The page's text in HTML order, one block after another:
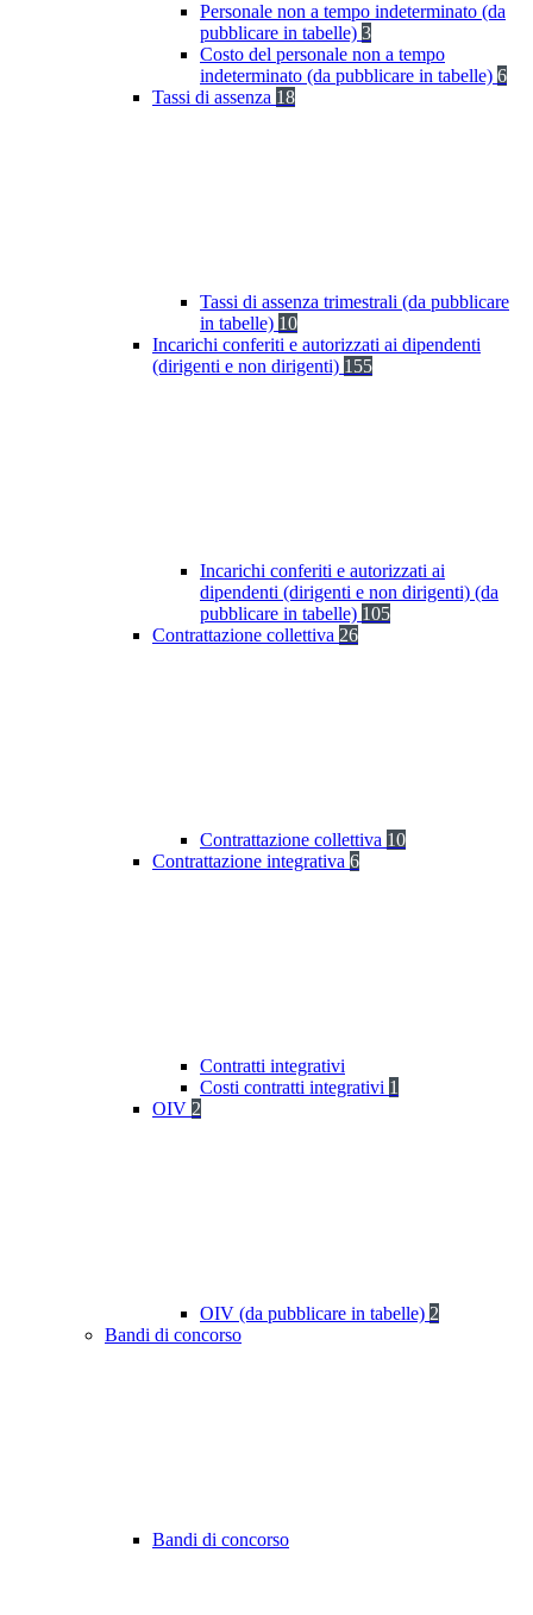
Personale non a tempo indeterminato (da
pubblicare in tabelle) 3
Costo del personale non a tempo
indeterminato (da pubblicare in tabelle) 6
Tassi di assenza 18
Tassi di assenza trimestrali (da pubblicare
in tabelle) 10
Incarichi conferiti e autorizzati ai dipendenti
(dirigenti e non dirigenti) 155
Incarichi conferiti e autorizzati ai
dipendenti (dirigenti e non dirigenti) (da
pubblicare in tabelle) 105
Contrattazione collettiva 26
Contrattazione collettiva 10
Contrattazione integrativa 6
Contratti integrativi
Costi contratti integrativi 1
OIV 2
OIV (da pubblicare in tabelle) 2
Bandi di concorso
Bandi di concorso